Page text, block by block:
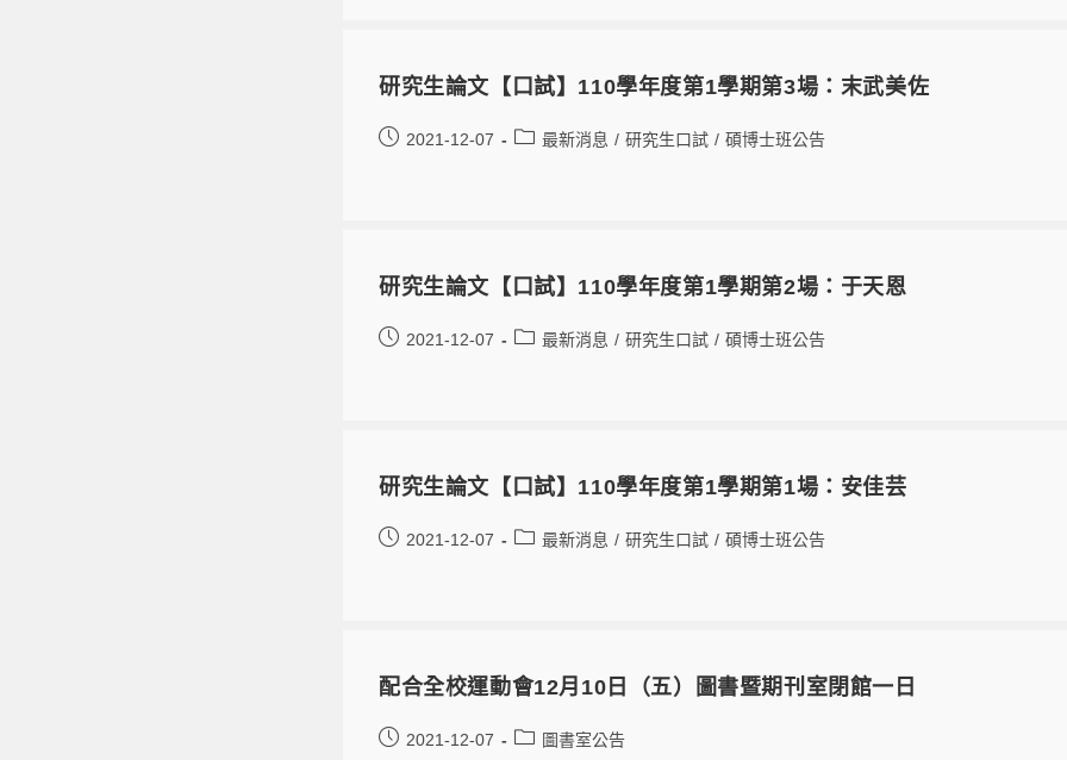
研究生論文【口試】110學年度第1學期第3場：末武美佐
2021-12-07 最新消息 / 研究生口試 / 碩博士班公告
研究生論文【口試】110學年度第1學期第2場：于天恩
2021-12-07 最新消息 / 研究生口試 / 碩博士班公告
研究生論文【口試】110學年度第1學期第1場：安佳芸
2021-12-07 最新消息 / 研究生口試 / 碩博士班公告
配合全校運動會12月10日（五）圖書暨期刊室閉館一日
2021-12-07 圖書室公告